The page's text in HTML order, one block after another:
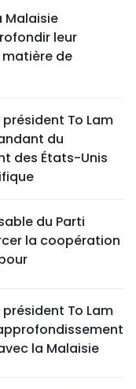
Malaisie
leur
de
président To Lam
du
des États-Unis
du Parti
la coopération
président To Lam
la Malaisie